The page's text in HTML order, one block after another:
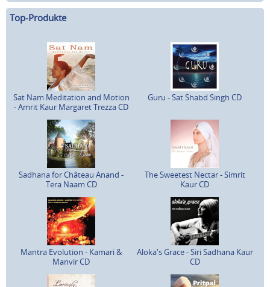
Top-Produkte
Sat Nam Meditation and Motion
- Amrit Kaur Margaret Trezza CD
Guru - Sat Shabd Singh CD
Sadhana for Château Anand -
Tera Naam CD
The Sweetest Nectar - Simrit
Kaur CD
Mantra Evolution - Kamari &
Manvir CD
Aloka's Grace - Siri Sadhana Kaur
CD